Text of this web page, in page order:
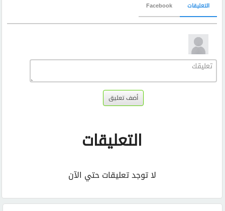
التعليقات Facebook
أضف تعليق
التعليقات
لا توجد تعليقات حتي الآن